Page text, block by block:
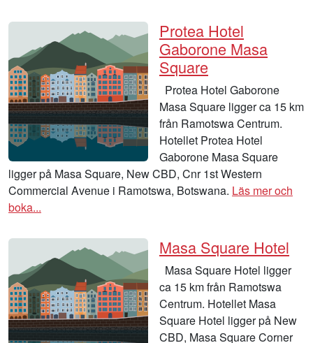
Protea Hotel
Gaborone Masa
Square
Protea Hotel Gaborone
Masa Square ligger ca 15 km
från Ramotswa Centrum.
Hotellet Protea Hotel
Gaborone Masa Square
ligger på Masa Square, New CBD, Cnr 1st Western
Commercial Avenue i Ramotswa, Botswana. Läs mer och
boka...
Masa Square Hotel
Masa Square Hotel ligger
ca 15 km från Ramotswa
Centrum. Hotellet Masa
Square Hotel ligger på New
CBD, Masa Square Corner